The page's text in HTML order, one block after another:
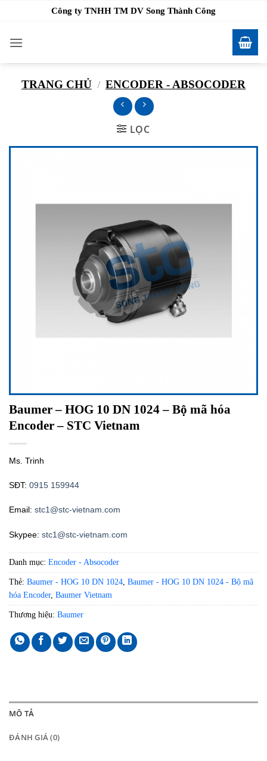
nội
dung
Công ty TNHH TM DV Song Thành Công
TRANG CHỦ / ENCODER - ABSOCODER
LỌC
Baumer – HOG 10 DN 1024 – Bộ mã hóa
Encoder – STC Vietnam
Ms. Trinh
SĐT: 0915 159944
Email: stc1@stc-vietnam.com
Skypee: stc1@stc-vietnam.com
Danh mục: Encoder - Absocoder
Thẻ: Baumer - HOG 10 DN 1024 Baumer - HOG 10 DN 1024 - Bộ mã
hóa Encoder, Baumer Vietnam
Thương hiệu: Baumer
MÔ TẢ
ĐÁNH GIÁ (0)